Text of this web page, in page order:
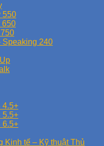
550
650
Speaking 240
4.5+
5.5+
6.5+
Kinh tế – Kỹ thuật Thủ